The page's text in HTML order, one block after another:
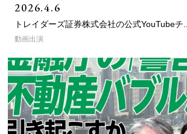
2026.4.6
トレイダーズ証券株式会社の公式YouTubeチ...
動画出演